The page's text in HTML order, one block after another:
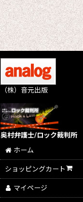
（株）音元出版
奥村弁護士/ロック裁判所
ホーム
ショッピングカート
マイページ